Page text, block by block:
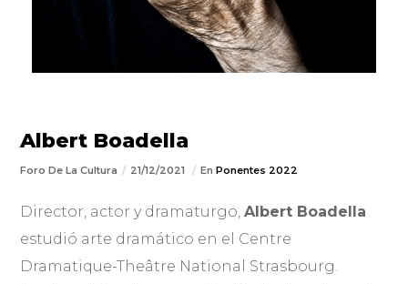
Albert Boadella
Foro De La Cultura 21/12/2021 EnPonentes 2022
Director, actor y dramaturgo,Albert Boadella
estudió arte dramático en el Centre
Dramatique-Theâtre National Strasbourg.